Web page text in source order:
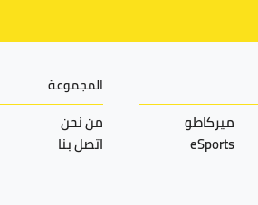
ميركاطو
eSports
المجموعة
من نحن
اتصل بنا